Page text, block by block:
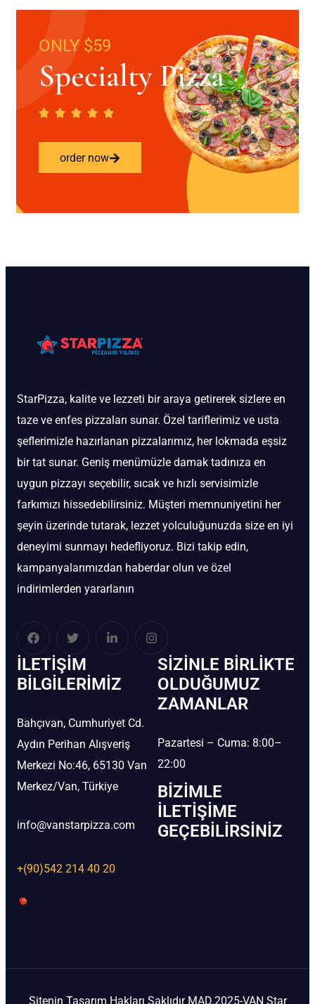
ONLY $59
Specialty Pizza
order now
StarPizza, kalite ve lezzeti bir araya getirerek sizlere en
taze ve enfes pizzaları sunar. Özel tariflerimiz ve usta
şeflerimizle hazırlanan pizzalarımız, her lokmada eşsiz
bir tat sunar. Geniş menümüzle damak tadınıza en
uygun pizzayı seçebilir, sıcak ve hızlı servisimizle
farkımızı hissedebilirsiniz. Müşteri memnuniyetini her
şeyin üzerinde tutarak, lezzet yolculuğunuzda size en iyi
deneyimi sunmayı hedefliyoruz. Bizi takip edin,
kampanyalarımızdan haberdar olun ve özel
indirimlerden yararlanın
İLETIŞIM
BİLGILERIMIZ
Bahçıvan, Cumhuriyet Cd.
Aydın Perihan Alışveriş
Merkezi No:46, 65130 Van
Merkez/Van, Türkiye
info@vanstarpizza.com
+(90)542 214 40 20
SIZINLE BIRLIKTE
OLDUĞUMUZ
ZAMANLAR
Pazartesi – Cuma: 8:00–
22:00
BIZIMLE
İLETIŞIME
GEÇEBILIRSINIZ
Sitenin Tasarım Hakları Saklıdır MAD.2025-VAN Star